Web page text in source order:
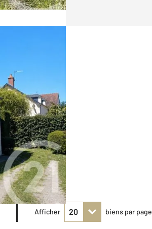
Afficher biens par page